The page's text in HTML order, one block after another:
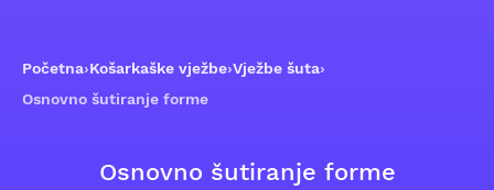
Početna›Košarkaške vježbe›Vježbe šuta›
Osnovno šutiranje forme
Osnovno šutiranje forme